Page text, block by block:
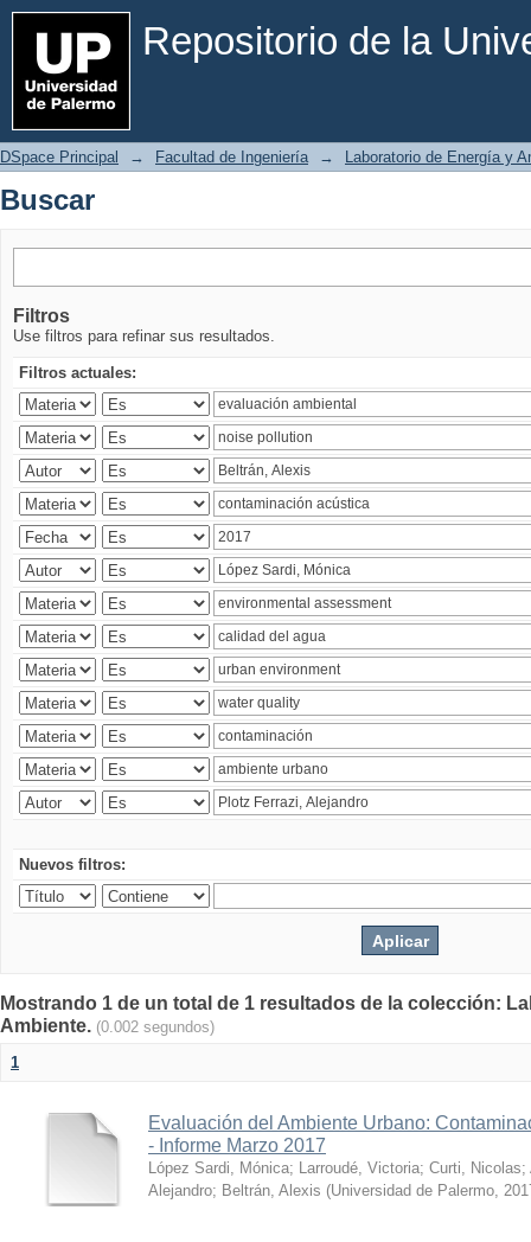
Repositorio de la
Buscar
DSpace Principal → Facultad de Ingeniería → Laboratorio de Energía y
Buscar
Filtros
Use filtros para refinar sus resultados.
Filtros actuales:
Nuevos filtros:
Mostrando 1 de un total de 1 resultados de la colección:
Ambiente. (0.002 segundos)
1
Evaluación del Ambiente Urbano:
- Informe Marzo 2017
López Sardi, Mónica; Larroudé, Victoria; Curti, Nicolas;
Alejandro; Beltrán, Alexis (Universidad de Palermo,